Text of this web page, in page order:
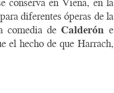
diferentes óperas de la
comedia deCalderón e
el hecho de que Harrach,